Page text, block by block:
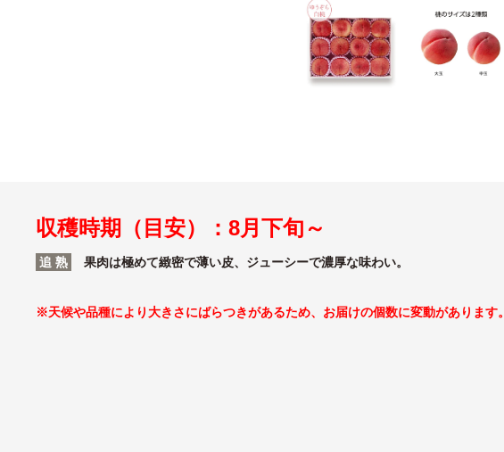
収穫時期（目安）：8月下旬～
追 熟 果肉は極めて緻密で薄い皮、ジューシーで濃厚な味わい。
※天候や品種により大きさにばらつきがあるため、お届けの個数に変動があります。